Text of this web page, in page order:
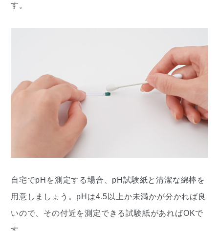
す。
自宅でpHを測定する場合、pH試験紙と清潔な綿棒を
用意しましょう。pHは4.5以上か未満かが分かれば良
いので、その付近を測定できる試験紙があればOKで